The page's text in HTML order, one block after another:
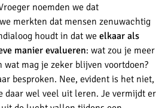
noemden we dat
merkten dat mensen zenuwachtig
houdt in dat we elkaar als
manier evalueren: wat zou je meer
wat mag je zeker blijven voortdoen?
besproken. Nee, evident is het niet,
daar wel veel uit leren. Je vermijdt er